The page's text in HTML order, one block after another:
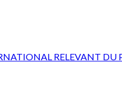
RELEVANT DU